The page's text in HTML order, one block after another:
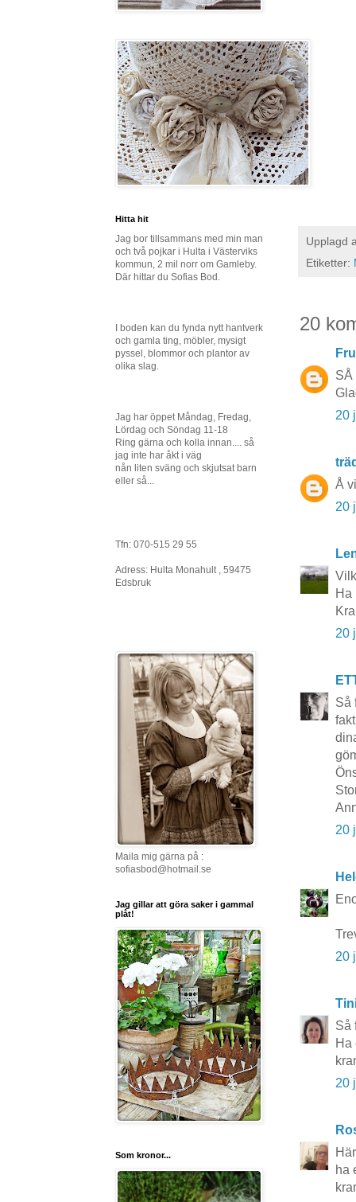
Upplagd
Etiketter:
20
SÅ
20
Å
20
Ha
20
Så
20
20
Så
Ha
20
ha
Hitta hit
Jag bor tillsammans med min man
och två pojkar i Hulta i Västerviks
kommun, 2 mil norr om Gamleby.
Där hittar du Sofias Bod.
I boden kan du fynda nytt hantverk
och gamla ting, möbler, mysigt
pyssel, blommor och plantor av
olika slag.
Jag har öppet Måndag, Fredag,
Lördag och Söndag 11-18
Ring gärna och kolla innan.... så
jag inte har åkt i väg
nån liten sväng och skjutsat barn
eller så...
Tfn: 070-515 29 55
Adress: Hulta Monahult , 59475
Edsbruk
Maila mig gärna på :
sofiasbod@hotmail.se
Jag gillar att göra saker i gammal
plåt!
Som kronor...